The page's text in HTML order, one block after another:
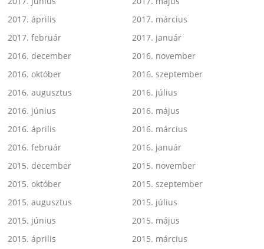
2017. április
2017. március
2017. február
2017. január
2016. december
2016. november
2016. október
2016. szeptember
2016. augusztus
2016. július
2016. június
2016. május
2016. április
2016. március
2016. február
2016. január
2015. december
2015. november
2015. október
2015. szeptember
2015. augusztus
2015. július
2015. június
2015. május
2015. április
2015. március